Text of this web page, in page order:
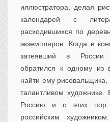
иллюстратора, делая
календарей с
расходившихся по
экземпляров. Когда в
затеявший в России
обратился к одному из
найти ему
талантливом
Россию и с этих пор
российским